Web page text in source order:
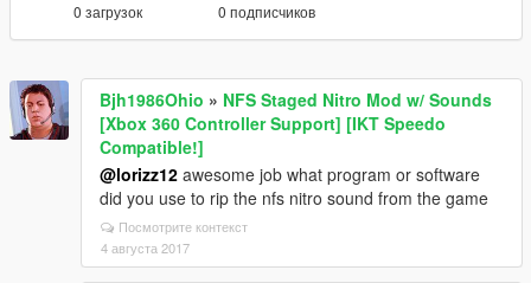
0 загрузок 0 подписчиков
Bjh1986Ohio » NFS Staged Nitro Mod w/ Sounds
[Xbox 360 Controller Support] [IKT Speedo
Compatible!]
@lorizz12 awesome job what program or software
did you use to rip the nfs nitro sound from the game
Посмотрите контекст
4 августа 2017